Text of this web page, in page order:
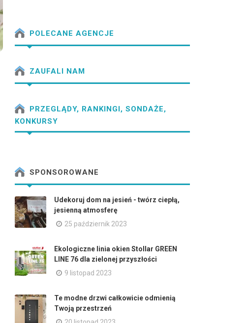
POLECANE AGENCJE
ZAUFALI NAM
PRZEGLĄDY, RANKINGI, SONDAŻE,
KONKURSY
SPONSOROWANE
Udekoruj dom na jesień - twórz ciepłą,
jesienną atmosferę
25 październik 2023
Ekologiczne linia okien Stollar GREEN
LINE 76 dla zielonej przyszłości
9 listopad 2023
Te modne drzwi całkowicie odmienią
Twoją przestrzeń